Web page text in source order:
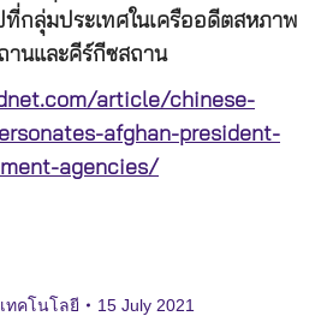
ที่กลุ่มประเทศในเครืออดีตสหภาพ
านและคีร์กีซสถาน
article/chinese-
afghan-president-
agencies/
เทคโนโลยี 15 July 2021